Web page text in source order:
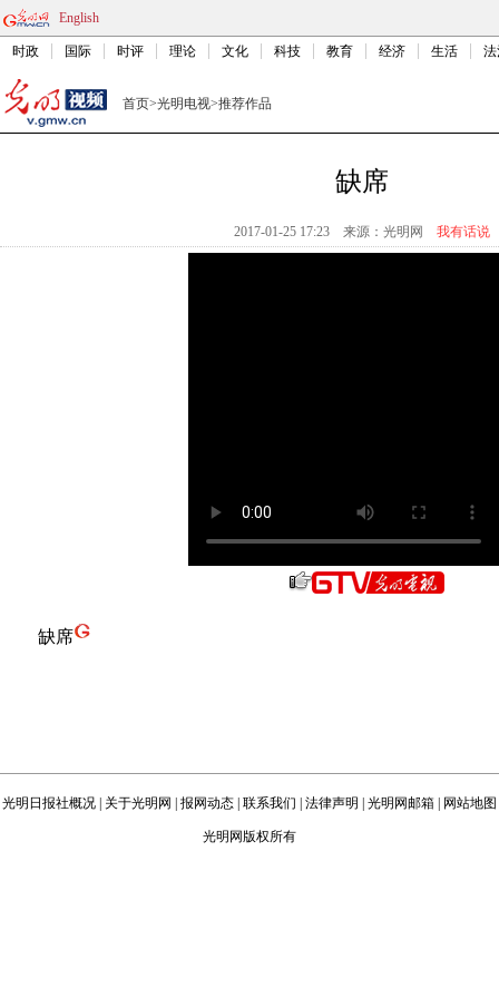
English
时政 国际 时评 理论 文化 科技 教育 经济 生活
首页>光明电视>推荐作品
缺席
2017-01-25 17:23 来源： 光明网 我有话说
缺席
光明日报社概况 关于光明网 报网动态 联系我们 法律声明 光明网邮箱 网站地图
光明网版权所有